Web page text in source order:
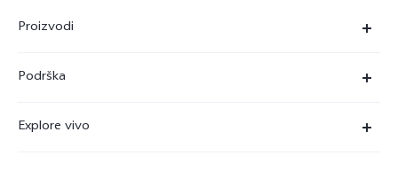
Proizvodi
Y35
Podrška
Explore vivo